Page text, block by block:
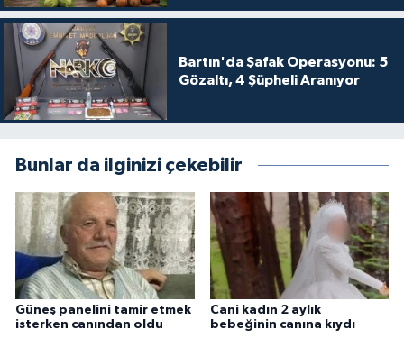
Bartın'da Şafak Operasyonu: 5
Gözaltı, 4 Şüpheli Aranıyor
Bunlar da ilginizi çekebilir
Güneş panelini tamir etmek
isterken canından oldu
Cani kadın 2 aylık
bebeğinin canına kıydı